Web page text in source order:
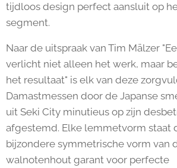
tijdloos design perfect aansluit op
segment.
Naar de uitspraak van Tim Mälzer
verlicht niet alleen het werk, maar
het resultaat" is elk van deze
Damastmessen door de Japanse
uit Seki City minutieus op zijn
afgestemd. Elke lemmetvorm staat
bijzondere symmetrische vorm van
walnotenhout garant voor perfecte